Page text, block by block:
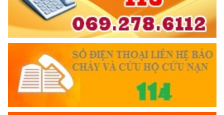
Đối với địch, phải
CƯƠNG QUYẾT, KHÔN KHÉO
Trích thư Chủ tịch Hồ Chí Minh
gửi Công an Khu XII,
ngày 11 tháng 3 năm 1948.